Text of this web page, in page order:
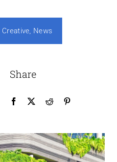
Creative, News
Share